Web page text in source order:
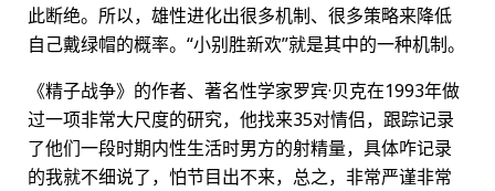
此断绝。所以，雄性进化出很多机制、很多策略来降低
自己戴绿帽的概率。“小别胜新欢”就是其中的一种机制。
《精子战争》的作者、著名性学家罗宾·贝克在1993年做
过一项非常大尺度的研究，他找来35对情侣，跟踪记录
了他们一段时期内性生活时男方的射精量，具体咋记录
的我就不细说了，怕节目出不来，总之，非常严谨非常